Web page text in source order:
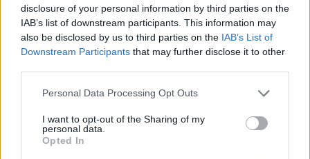
disclosure of your personal information by third parties on the
IAB’s list of downstream participants. This information may
also be disclosed by us to third parties on the IAB’s List of
Downstream Participants that may further disclose it to other
Personal Data Processing Opt Outs
I want to opt-out of the Sharing of my
personal data.
Opted In
Pedig szóltam… – Miért nem hiszünk a
A legidegesítőbb kifejezések laza
gyűjteménye